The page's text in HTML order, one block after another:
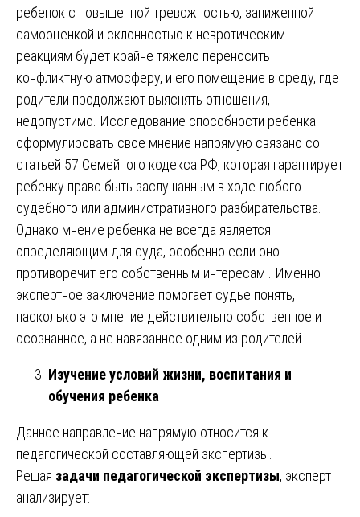
ребенок с повышенной тревожностью, заниженной
самооценкой и склонностью к невротическим
реакциям будет крайне тяжело переносить
конфликтную атмосферу, и его помещение в среду, где
родители продолжают выяснять отношения,
недопустимо. Исследование способности ребенка
сформулировать свое мнение напрямую связано со
статьей 57 Семейного кодекса РФ, которая гарантирует
ребенку право быть заслушанным в ходе любого
судебного или административного разбирательства.
Однако мнение ребенка не всегда является
определяющим для суда, особенно если оно
противоречит его собственным интересам . Именно
экспертное заключение помогает судье понять,
насколько это мнение действительно собственное и
осознанное, а не навязанное одним из родителей.
Изучение условий жизни, воспитания и
обучения ребенка
Данное направление напрямую относится к
педагогической составляющей экспертизы.
Решая задачи педагогической экспертизы, эксперт
анализирует: